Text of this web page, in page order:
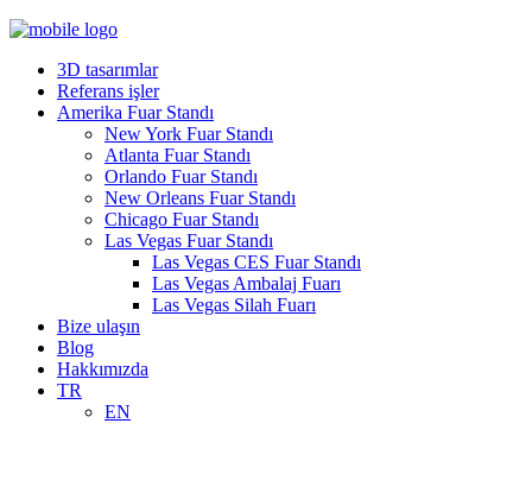
3D tasarımlar
Referans işler
Amerika Fuar Standı
New York Fuar Standı
Atlanta Fuar Standı
Orlando Fuar Standı
New Orleans Fuar Standı
Chicago Fuar Standı
Las Vegas Fuar Standı
Las Vegas CES Fuar Standı
Las Vegas Ambalaj Fuarı
Las Vegas Silah Fuarı
Bize ulaşın
Blog
Hakkımızda
TR
EN